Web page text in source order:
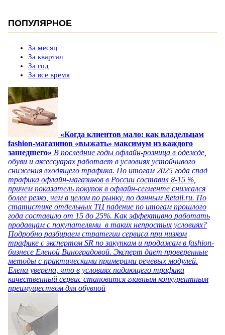
ПОПУЛЯРНОЕ
За месяц
За квартал
За год
За все время
«Когда клиентов мало: как владельцам
fashion-магазинов «выжать» максимум из каждого
зашедшего» В последние годы офлайн-розница в одежде,
обуви и аксессуарах работает в условиях устойчивого
снижения входящего трафика. По итогам 2025 года спад
трафика офлайн-магазинов в России составил 8-15 %,
причем показатель покупок в офлайн-сегменте снижался
более резко, чем в целом по рынку, по данным Retail.ru. По
статистике отдельных ТЦ падение по итогам прошлого
года составило от 15 до 25%. Как эффективно работать
продавцам с покупателями в таких непростых условиях?
Подробно разбираем стратегии сервиса при низком
трафике с экспертом SR по закупкам и продажам в fashion-
бизнесе Еленой Виноградовой. Эксперт дает проверенные
методы с практическими примерами речевых модулей.
Елена уверена, что в условиях падающего трафика
качественный сервис становится главным конкурентным
преимуществом для обувной